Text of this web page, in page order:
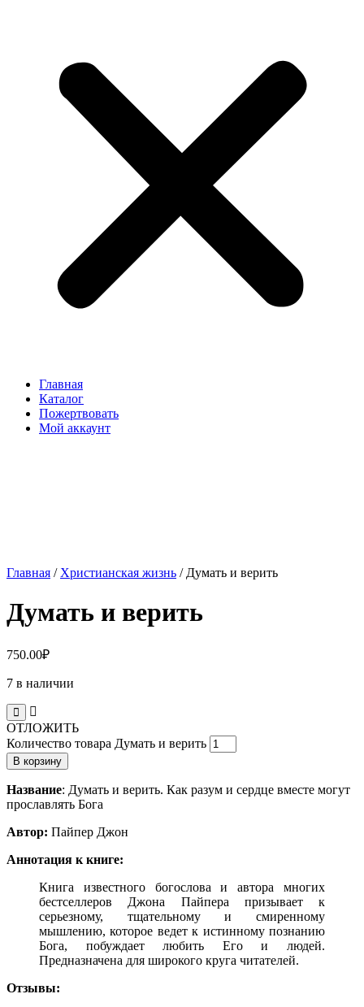
Главная
Каталог
Пожертвовать
Мой аккаунт
Главная / Христианская жизнь / Думать и верить
Думать и верить
750.00₽
7 в наличии
ОТЛОЖИТЬ
Количество товара Думать и верить
В корзину
Название: Думать и верить. Как разум и сердце вместе могут
прославлять Бога
Автор: Пайпер Джон
Аннотация к книге:
Книга известного богослова и автора многих
бестселлеров Джона Пайпера призывает к
серьезному, тщательному и смиренному
мышлению, которое ведет к истинному познанию
Бога, побуждает любить Его и людей.
Предназначена для широкого круга читателей.
Отзывы: